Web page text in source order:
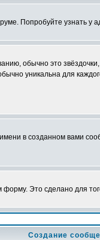
Попробуйте узнать
обычно это
уникальна для
в созданном вами
Это сделано для
Создание